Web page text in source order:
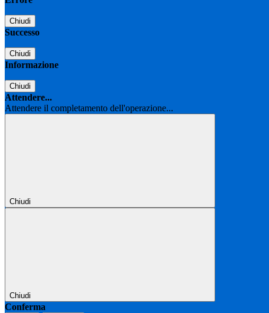
Chiudi
Successo
Chiudi
Informazione
Chiudi
Attendere...
Attendere il completamento dell'operazione...
Chiudi
Chiudi
Conferma